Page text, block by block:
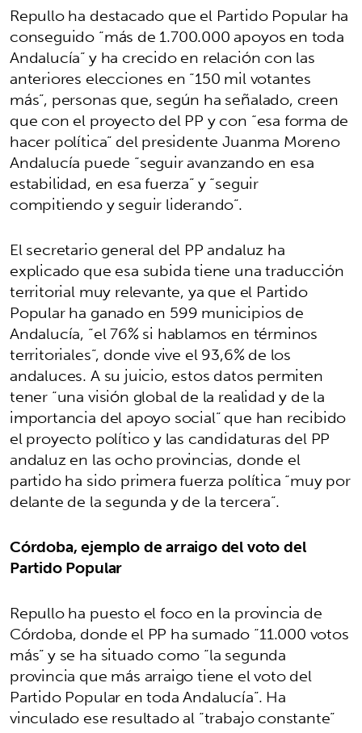
Repullo ha destacado que el Partido Popular ha
conseguido “más de 1.700.000 apoyos en toda
Andalucía” y ha crecido en relación con las
anteriores elecciones en “150 mil votantes
más”, personas que, según ha señalado, creen
que con el proyecto del PP y con “esa forma de
hacer política” del presidente Juanma Moreno
Andalucía puede “seguir avanzando en esa
estabilidad, en esa fuerza” y “seguir
compitiendo y seguir liderando”.
El secretario general del PP andaluz ha
explicado que esa subida tiene una traducción
territorial muy relevante, ya que el Partido
Popular ha ganado en 599 municipios de
Andalucía, “el 76% si hablamos en términos
territoriales”, donde vive el 93,6% de los
andaluces. A su juicio, estos datos permiten
tener “una visión global de la realidad y de la
importancia del apoyo social” que han recibido
el proyecto político y las candidaturas del PP
andaluz en las ocho provincias, donde el
partido ha sido primera fuerza política “muy por
delante de la segunda y de la tercera”.
Córdoba, ejemplo de arraigo del voto del
Partido Popular
Repullo ha puesto el foco en la provincia de
Córdoba, donde el PP ha sumado “11.000 votos
más” y se ha situado como “la segunda
provincia que más arraigo tiene el voto del
Partido Popular en toda Andalucía”. Ha
vinculado ese resultado al “trabajo constante”